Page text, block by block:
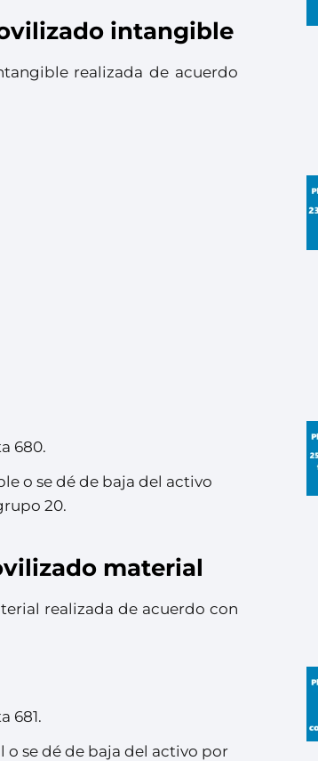
intangible
realizada de acuerdo
680.
o se dé de baja del activo
20.
material
realizada de acuerdo con
681.
o se dé de baja del activo por